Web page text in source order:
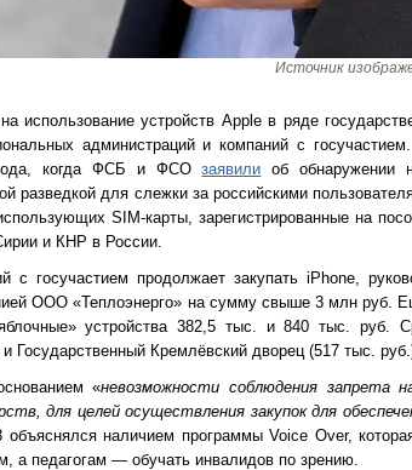
Источник
использование устройств Apple в ряде
администраций и компаний с
года, когда ФСБ и ФСОзаявили об обнаружении
разведкой для слежки за российскими
SIM-карты, зарегистрированные на
и КНР в России.
с госучастием продолжает закупать iPhone,
ООО «Теплоэнерго» на сумму свыше 3 млн руб.
устройства 382,5 тыс. и 840 тыс. руб.
Государственный Кремлёвский дворец (517 тыс.
«невозможности соблюдения запрета
для целей осуществления закупок для
наличием программы Voice Over,
а педагогам — обучать инвалидов по зрению.